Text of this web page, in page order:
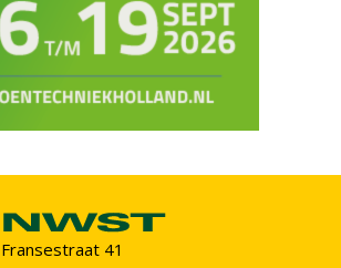
Fransestraat 41